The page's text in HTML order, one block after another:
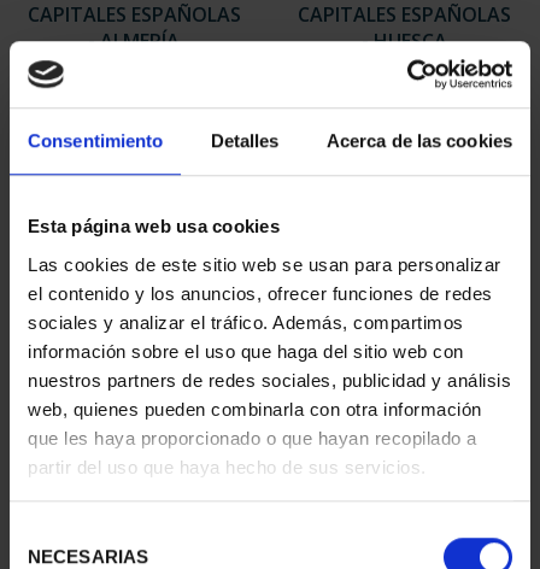
Consentimiento Detalles Acerca de las cookies
Esta página web usa cookies
Las cookies de este sitio web se usan para personalizar
el contenido y los anuncios, ofrecer funciones de redes
sociales y analizar el tráfico. Además, compartimos
información sobre el uso que haga del sitio web con
nuestros partners de redes sociales, publicidad y análisis
web, quienes pueden combinarla con otra información
que les haya proporcionado o que hayan recopilado a
partir del uso que haya hecho de sus servicios.
NECESARIAS
CAPITALES ESPAÑOLAS
- ALMERÍA
CAPITALES ESPAÑOLAS
- HUESCA
73,00 €
CAPITALES ESPAÑOLAS
- SANTANDER
73,00 €
CAPITALES ESPAÑOLAS
- ÁVILA
73,00 €